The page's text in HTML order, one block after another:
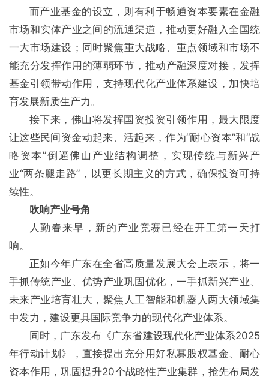
而产业基金的设立，则有利于畅通资本要素在金融
市场和实体产业之间的流通渠道，推动更好融入全国统
一大市场建设；同时聚焦重大战略、重点领域和市场不
能充分发挥作用的薄弱环节，推动产融深度对接，发挥
基金引领带动作用，支持现代化产业体系建设，加快培
育发展新质生产力。
接下来，佛山将发挥国资投资引领作用，最大限度
让这些民间资金动起来、活起来，作为“耐心资本”和“战
略资本”倒逼佛山产业结构调整，实现传统与新兴产
业“两条腿走路”，以更长期主义的方式，确保投资可持
续性。
吹响产业号角
人勤春来早，新的产业竞赛已经在开工第一天打
响。
正如今年广东在全省高质量发展大会上表示，将一
手抓传统产业、优势产业巩固优化，一手抓新兴产业、
未来产业培育壮大，聚焦人工智能和机器人两大领域集
中发力，建设更具国际竞争力的现代化产业体系。
同时，广东发布《广东省建设现代化产业体系2025
年行动计划》，直接提出充分用好私募股权基金、耐心
资本作用，巩固提升20个战略性产业集群，抢先布局发